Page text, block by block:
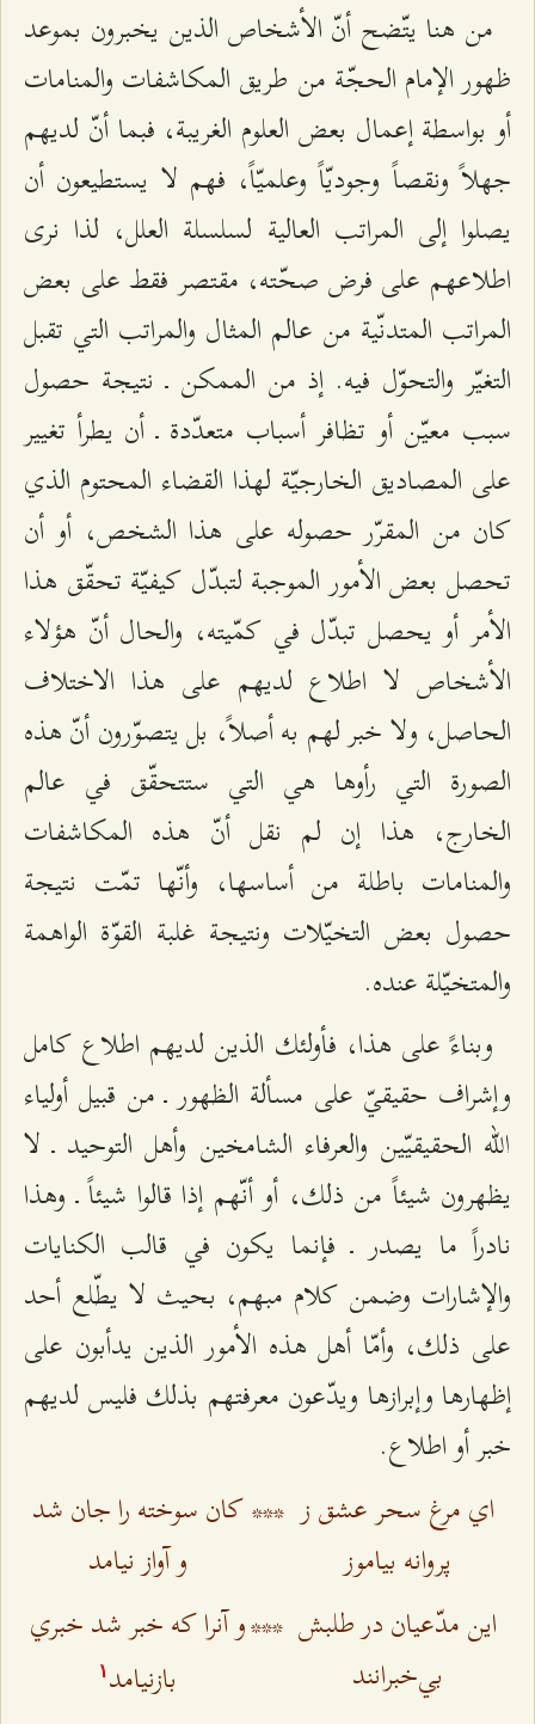
من هنا يتّضح أنّ الأشخاص الذين يخبرون بموعد
ظهور الإمام الحجّة من طريق المكاشفات والمنامات
أو بواسطة إعمال بعض العلوم الغريبة، فبما أنّ لديهم
جهلاً ونقصاً وجوديّاً وعلميّاً، فهم لا يستطيعون أن
يصلوا إلى المراتب العالية لسلسلة العلل، لذا نرى
اطلاعهم على فرض صحّته، مقتصر فقط على بعض
المراتب المتدنّية من عالم المثال والمراتب التي تقبل
التغيّر والتحوّل فيه. إذ من الممكن ـ‌ نتيجة حصول
سبب معيّن أو تظافر أسباب متعدّدة ـ‌ أن يطرأ تغيير
على المصاديق الخارجيّة لهذا القضاء المحتوم الذي
كان من المقرّر حصوله على هذا الشخص، أو أن
تحصل بعض الأمور الموجبة لتبدّل كيفيّة تحقّق هذا
الأمر أو يحصل تبدّل في كمّيته، والحال أنّ هؤلاء
الأشخاص لا اطلاع لديهم على هذا الاختلاف
الحاصل، ولا خبر لهم به أصلاً، بل يتصوّرون أنّ هذه
الصورة التي رأوها هي التي ستتحقّق في عالم
الخارج، هذا إن لم نقل أنّ هذه المكاشفات
والمنامات باطلة من أساسها، وأنّها تمّت نتيجة
حصول بعض التخيّلات ونتيجة غلبة القوّة الواهمة
والمتخيّلة عنده.
وبناءً على هذا، فأولئك الذين لديهم اطلاع كامل
وإشراف حقيقيّ على مسألة الظهور ـ من قبيل أولياء
الله الحقيقيّين والعرفاء الشامخين وأهل التوحيد ـ‌ لا
يظهرون شيئاً من ذلك، أو أنّهم إذا قالوا شيئاً ـ‌ وهذا
نادراً ما يصدر ـ فإنما يكون في قالب الكنايات
والإشارات وضمن كلام مبهم، بحيث لا يطّلع أحد
على ذلك، وأمّا أهل هذه الأمور الذين يدأبون على
إظهارها وإبرازها ويدّعون معرفتهم بذلك فليس لديهم
خبر أو اطلاع.
اي مرغ سحر عشق ز
پروانه بياموز
***كان سوخته را جان شد
و آواز نيامد
اين مدّعيان در طلبش
بي‌خبرانند
***و آنرا كه خبر شد خبري
بازنيامد ۱